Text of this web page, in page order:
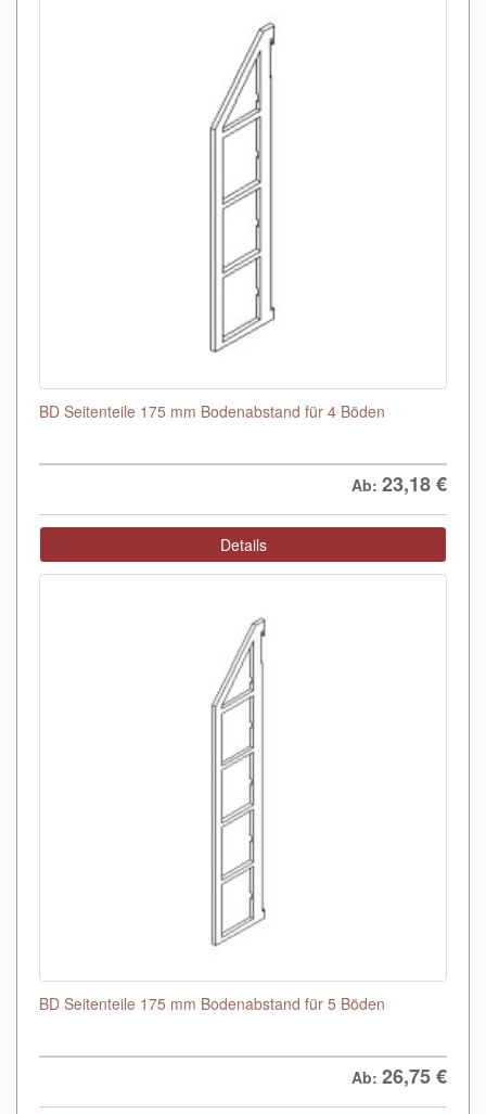
BD Seitenteile 175 mm Bodenabstand für 4 Böden
Ab: 23,18€
Details
BD Seitenteile 175 mm Bodenabstand für 5 Böden
Ab: 26,75€